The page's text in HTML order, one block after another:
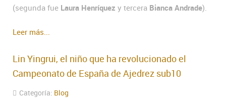
(segunda fue Laura Henríquez y tercera Bianca Andrade).
Leer más...
Lin Yingrui, el niño que ha revolucionado el
Campeonato de España de Ajedrez sub10
Categoría: Blog